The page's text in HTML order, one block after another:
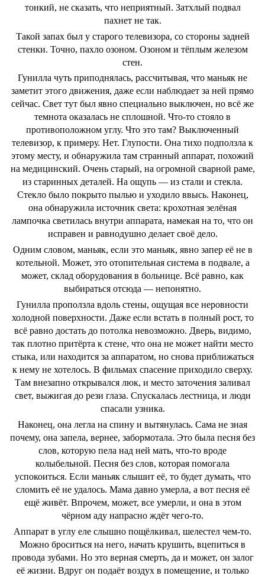
тонкий, не сказать, что неприятный. Затхлый подвал
пахнет не так.
Такой запах был у старого телевизора, со стороны задней
стенки. Точно, пахло озоном. Озоном и тёплым железом
стен.
Гунилла чуть приподнялась, рассчитывая, что маньяк не
заметит этого движения, даже если наблюдает за ней прямо
сейчас. Свет тут был явно специально выключен, но всё же
темнота оказалась не сплошной. Что-то стояло в
противоположном углу. Что это там? Выключенный
телевизор, к примеру. Нет. Глупости. Она тихо подползла к
этому месту, и обнаружила там странный аппарат, похожий
на медицинский. Очень старый, на огромной сварной раме,
из старинных деталей. На ощупь — из стали и стекла.
Стекло было покрыто пылью и уходило ввысь. Наконец,
она обнаружила источник света: крохотная зелёная
лампочка светилась внутри аппарата, намекая на то, что он
исправен и равнодушно делает своё дело.
Одним словом, маньяк, если это маньяк, явно запер её не в
котельной. Может, это отопительная система в подвале, а
может, склад оборудования в больнице. Всё равно, как
выбираться отсюда — непонятно.
Гунилла проползла вдоль стены, ощущая все неровности
холодной поверхности. Даже если встать в полный рост, то
всё равно достать до потолка невозможно. Дверь, видимо,
так плотно притёрта к стене, что она не может найти место
стыка, или находится за аппаратом, но снова приближаться
к нему не хотелось. В фильмах спасение приходило сверху.
Там внезапно открывался люк, и место заточения заливал
свет, выжигая до рези глаза. Спускалась лестница, и люди
спасали узника.
Наконец, она легла на спину и вытянулась. Сама не зная
почему, она запела, вернее, забормотала. Это была песня без
слов, которую пела над ней мать, что-то вроде
колыбельной. Песня без слов, которая помогала
успокоиться. Если маньяк слышит её, то будет думать, что
сломить её не удалось. Мама давно умерла, а вот песня её
ещё живёт. Впрочем, может, все умерли, и она в этом
чёрном аду напрасно ждёт чего-то.
Аппарат в углу еле слышно пощёлкивал, шелестел чем-то.
Можно броситься на него, начать крушить, вцепиться в
провода зубами. Но это верная смерть, да и может, он залог
её жизни. Вдруг он подаёт воздух в помещение, и только